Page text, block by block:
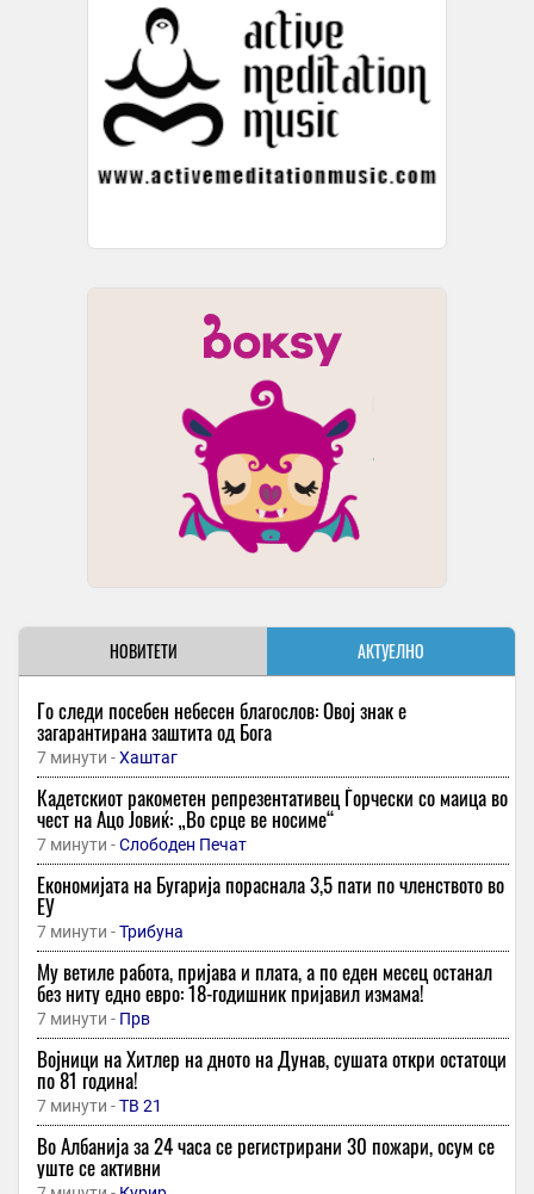
НОВИТЕТИ АКТУЕЛНО
Го следи посебен небесен благослов: Овој знак е
загарантирана заштита од Бога
7 минути -Хаштаг
Кадетскиот ракометен репрезентативец Ѓорчески со маица во
чест на Ацо Јовиќ: „Во срце ве носиме“
7 минути -Слободен Печат
Економијата на Бугарија пораснала 3,5 пати по членството во
ЕУ
7 минути -Трибуна
Му ветиле работа, пријава и плата, а по еден месец останал
без ниту едно евро: 18-годишник пријавил измама!
7 минути - Прв
Војници на Хитлер на дното на Дунав, сушaта откри остатоци
по 81 година!
7 минути -ТВ 21
Во Албанија за 24 часа се регистрирани 30 пожари, осум се
уште се активни